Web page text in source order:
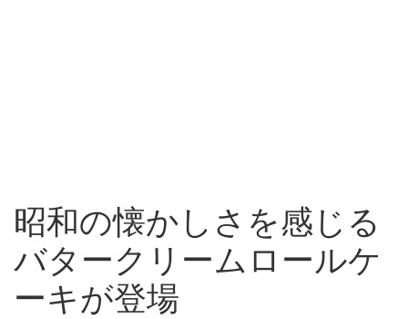
昭和の懐かしさを感じる
バタークリームロールケ
ーキが登場